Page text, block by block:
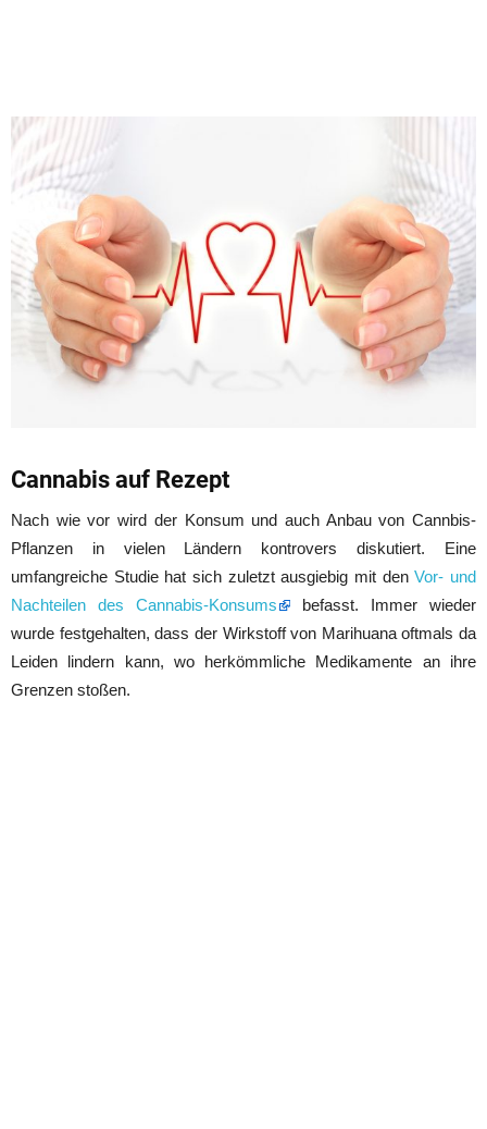
Cannabis auf Rezept
Nach wie vor wird der Konsum und auch Anbau von Cannbis-
Pflanzen in vielen Ländern kontrovers diskutiert. Eine
umfangreiche Studie hat sich zuletzt ausgiebig mit denVor- und
Nachteilen des Cannabis-Konsums
befasst. Immer wieder
wurde festgehalten, dass der Wirkstoff von Marihuana oftmals da
Leiden lindern kann, wo herkömmliche Medikamente an ihre
Grenzen stoßen.